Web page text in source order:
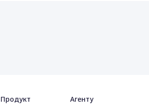
Продукт
Агенту